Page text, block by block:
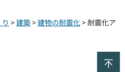
>建築>建物の耐震化> 耐震化ア